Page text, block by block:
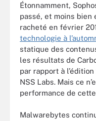
Étonnamment,
passé, et moins bien
racheté en février
technologie à
statique des
les résultats de
par rapport à
NSS Labs. Mais ce
performance de
Malwarebytes